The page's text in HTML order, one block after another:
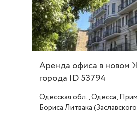
Аренда офиса в новом
города ID 53794
Одесская обл., Одесса,
Бориса Литвака